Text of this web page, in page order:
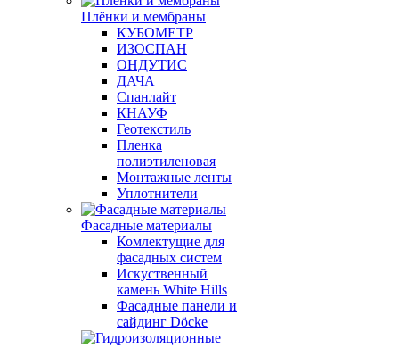
Плёнки и мембраны
КУБОМЕТР
ИЗОСПАН
ОНДУТИС
ДАЧА
Спанлайт
КНАУФ
Геотекстиль
Пленка
полиэтиленовая
Монтажные ленты
Уплотнители
Фасадные материалы
Комлектущие для
фасадных систем
Искуственный
камень White Hills
Фасадные панели и
сайдинг Döcke